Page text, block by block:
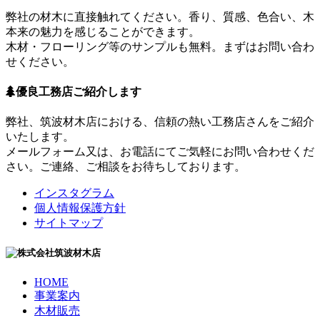
弊社の材木に直接触れてください。香り、質感、色合い、木
本来の魅力を感じることができます。
木材・フローリング等のサンプルも無料。まずはお問い合わ
せください。
優良工務店ご紹介します
弊社、筑波材木店における、信頼の熱い工務店さんをご紹介
いたします。
メールフォーム又は、お電話にてご気軽にお問い合わせくだ
さい。ご連絡、ご相談をお待ちしております。
インスタグラム
個人情報保護方針
サイトマップ
HOME
事業案内
木材販売